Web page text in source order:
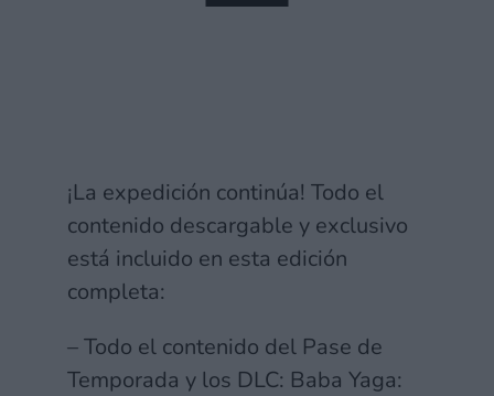
¡La expedición continúa! Todo el
contenido descargable y exclusivo
está incluido en esta edición
completa:
– Todo el contenido del Pase de
Temporada y los DLC: Baba Yaga: